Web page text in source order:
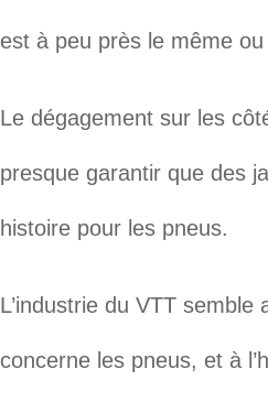
est à peu près le même
Le dégagement sur les
presque garantir que des
histoire pour les pneus.
L’industrie du VTT
concerne les pneus, et à